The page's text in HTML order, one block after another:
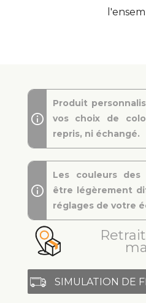
Produit
vos choix de
repris, ni échangé.
Les couleurs des
être légèrement
réglages de votre
SIMULATION DE